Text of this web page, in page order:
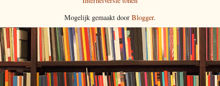
Mogelijk gemaakt door Blogger.